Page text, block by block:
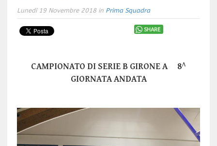
Lunedì 19 Novembre 2018 in Prima Squadra
SHARE
CAMPIONATO DI SERIE B GIRONE A 8^
GIORNATA ANDATA